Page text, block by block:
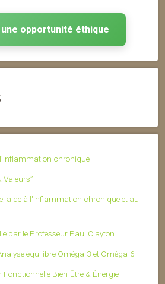
opportunité éthique
chronique
Valeurs”
aide à l'inflammation chronique et au
par le Professeur Paul Clayton
équilibre Oméga-3 et Oméga-6
Bien-Être & Énergie